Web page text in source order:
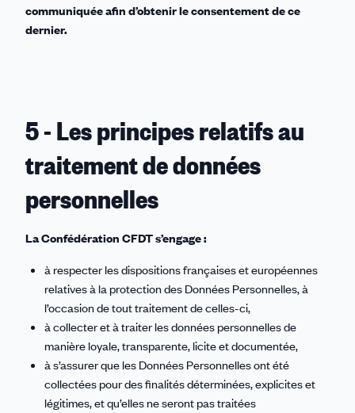
communiquée afin d’obtenir le consentement de ce
dernier.
5 - Les principes relatifs au
traitement de données
personnelles
La Confédération CFDT s’engage :
à respecter les dispositions françaises et européennes
relatives à la protection des Données Personnelles, à
l’occasion de tout traitement de celles-ci,
à collecter et à traiter les données personnelles de
manière loyale, transparente, licite et documentée,
à s’assurer que les Données Personnelles ont été
collectées pour des finalités déterminées, explicites et
légitimes, et qu’elles ne seront pas traitées